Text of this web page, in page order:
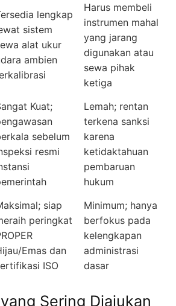
lengkap
sistem
alat ukur
ambien
Harus membeli
instrumen mahal
yang jarang
digunakan atau
sewa pihak
ketiga
Kuat;
sebelum
resmi
Lemah; rentan
terkena sanksi
karena
ketidaktahuan
pembaruan
hukum
siap
peringkat
Emas dan
ISO
Minimum; hanya
berfokus pada
kelengkapan
administrasi
dasar
Sering Diajukan